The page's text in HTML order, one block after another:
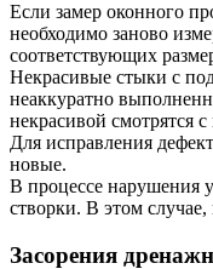
Если замер оконного
необходимо заново
соответствующих
Некрасивые стыки с
неаккуратно
некрасивой смотрятся
Для исправления
новые.
В процессе нарушения
створки. В этом
Засорения